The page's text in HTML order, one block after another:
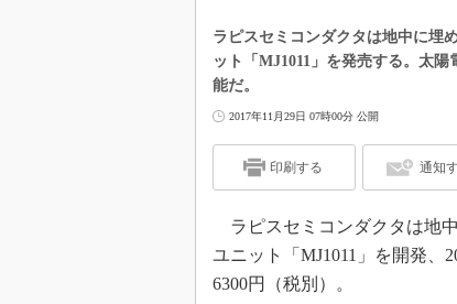
ラピスセミコンダクタは地中に埋
ット「MJ1011」を発売する。太
能だ。
2017年11月29日 07時00分 公開
印刷する 通知
ラピスセミコンダクタは地
ユニット「MJ1011」を開発、
6300円（税別）。